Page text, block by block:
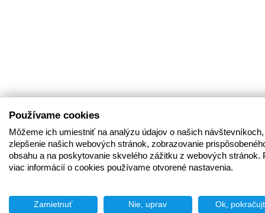
Používame cookies
Môžeme ich umiestniť na analýzu údajov o našich
zlepšenie našich webových stránok, zobrazovanie
obsahu a na poskytovanie skvelého zážitku z webových stránok.
viac informácií o cookies používame otvorené nastavenia.
Zamietnuť Nie, uprav Ok,